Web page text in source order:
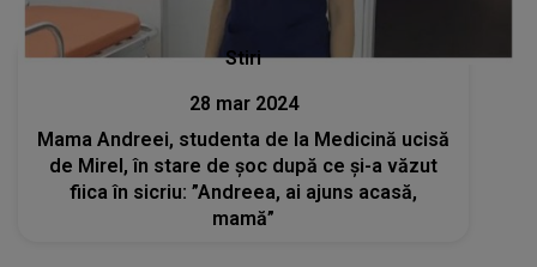
Stiri
28 mar 2024
Mama Andreei, studenta de la Medicină ucisă
de Mirel, în stare de șoc după ce și-a văzut
fiica în sicriu: ”Andreea, ai ajuns acasă,
mamă”